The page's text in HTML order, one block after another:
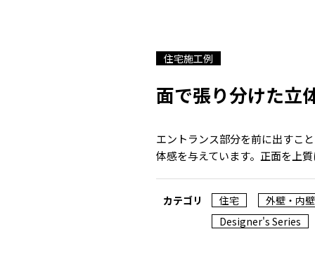
住宅施工例
面で張り分けた立
エントランス部分を前に出すこ
体感を与えています。正面を上
カテゴリ 住宅
外壁・内壁
Designer's Series